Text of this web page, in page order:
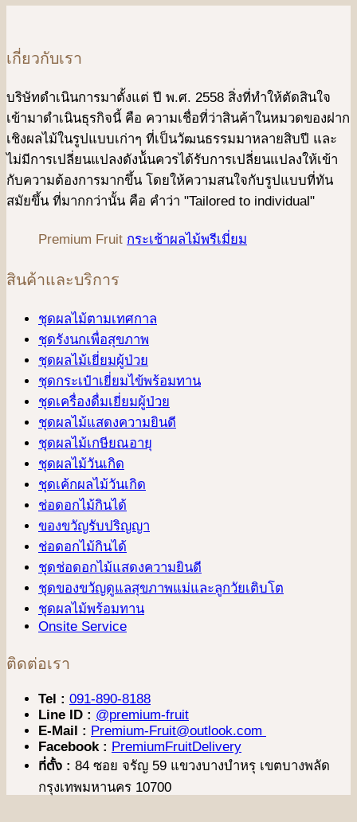
เกี่ยวกับเรา
บริษัทดําเนินการมาตั้งแต่ ปี พ.ศ. 2558 สิ่งที่ทำให้ตัดสินใจ
เข้ามาดําเนินธุรกิจนี้ คือ ความเชื่อที่ว่าสินค้าในหมวดของฝาก
เชิงผลไม้ในรูปแบบเก่าๆ ที่เป็นวัฒนธรรมมาหลายสิบปี และ
ไม่มีการเปลี่ยนแปลงดังน้ันควรได้รับการเปลี่ยนแปลงให้เข้า
กับความต้องการมากขึ้น โดยให้ความสนใจกับรูปแบบที่ทัน
สมัยขึ้น ที่มากกว่านั้น คือ คําว่า "Tailored to individual"
Premium Fruit กระเช้าผลไม้พรีเมี่ยม
สินค้าและบริการ
ชุดผลไม้ตามเทศกาล
ชุดรังนกเพื่อสุขภาพ
ชุดผลไม้เยี่ยมผู้ป่วย
ชุดกระเป๋าเยี่ยมไข้พร้อมทาน
ชุดเครื่องดื่มเยี่ยมผู้ป่วย
ชุดผลไม้แสดงความยินดี
ชุดผลไม้เกษียณอายุ
ชุดผลไม้วันเกิด
ชุดเค้กผลไม้วันเกิด
ช่อดอกไม้กินได้
ของขวัญรับปริญญา
ช่อดอกไม้กินได้
ชุดช่อดอกไม้แสดงความยินดี
ชุดของขวัญดูแลสุขภาพแม่และลูกวัยเติบโต
ชุดผลไม้พร้อมทาน
Onsite Service
ติดต่อเรา
Tel : 091-890-8188
Line ID : @premium-fruit
E-Mail : Premium-Fruit@outlook.com
Facebook : PremiumFruitDelivery
ที่ตั้ง : 84 ซอย จรัญ 59 แขวงบางบำหรุ เขตบางพลัด
กรุงเทพมหานคร 10700